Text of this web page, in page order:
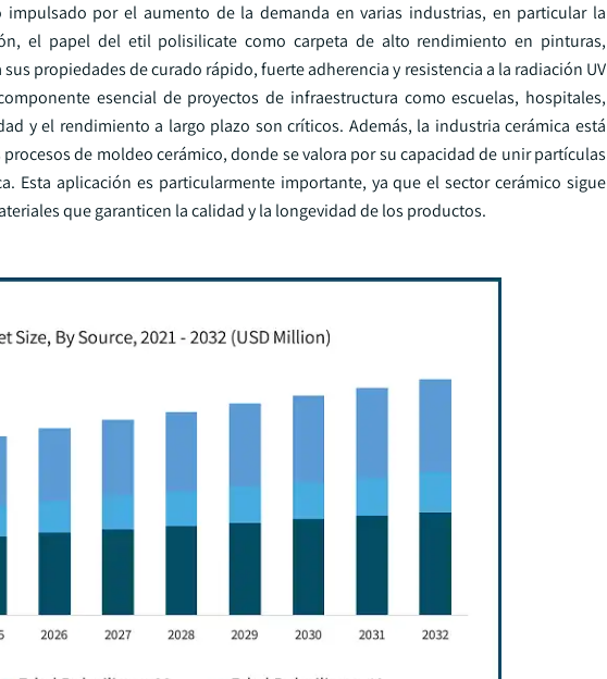
por el aumento de la demanda en varias industrias, en particular la
el papel del etil polisilicate como carpeta de alto rendimiento en pinturas,
propiedades de curado rápido, fuerte adherencia y resistencia a la radiación UV
esencial de proyectos de infraestructura como escuelas, hospitales,
y el rendimiento a largo plazo son críticos. Además, la industria cerámica está
de moldeo cerámico, donde se valora por su capacidad de unir partículas
Esta aplicación es particularmente importante, ya que el sector cerámico sigue
que garanticen la calidad y la longevidad de los productos.